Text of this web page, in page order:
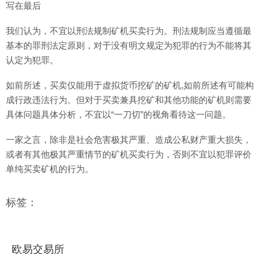
写在最后
我们认为，不宜以刑法规制矿机买卖行为。刑法规制应当遵循最
基本的罪刑法定原则，对于没有明文规定为犯罪的行为不能将其
认定为犯罪。
如前所述，买卖仅能用于虚拟货币挖矿的矿机,如前所述有可能构
成行政违法行为。但对于买卖兼具挖矿和其他功能的矿机则需要
具体问题具体分析，不宜以“一刀切”的视角看待这一问题。
一家之言，除非是社会危害极其严重、造成公私财产重大损失，
或者有其他极其严重情节的矿机买卖行为，否则不宜以犯罪评价
单纯买卖矿机的行为。
标签：
欧易交易所